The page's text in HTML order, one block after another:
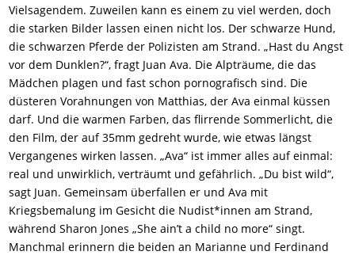
Vielsagendem. Zuweilen kann es einem zu viel werden, doch
die starken Bilder lassen einen nicht los. Der schwarze Hund,
die schwarzen Pferde der Polizisten am Strand. „Hast du Angst
vor dem Dunklen?“, fragt Juan Ava. Die Alpträume, die das
Mädchen plagen und fast schon pornografisch sind. Die
düsteren Vorahnungen von Matthias, der Ava einmal küssen
darf. Und die warmen Farben, das flirrende Sommerlicht, die
den Film, der auf 35mm gedreht wurde, wie etwas längst
Vergangenes wirken lassen. „Ava“ ist immer alles auf einmal:
real und unwirklich, verträumt und gefährlich. „Du bist wild“,
sagt Juan. Gemeinsam überfallen er und Ava mit
Kriegsbemalung im Gesicht die Nudist*innen am Strand,
während Sharon Jones „She ain’t a child no more“ singt.
Manchmal erinnern die beiden an Marianne und Ferdinand